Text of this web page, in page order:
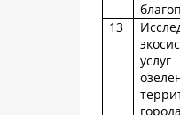
13
услуг
города